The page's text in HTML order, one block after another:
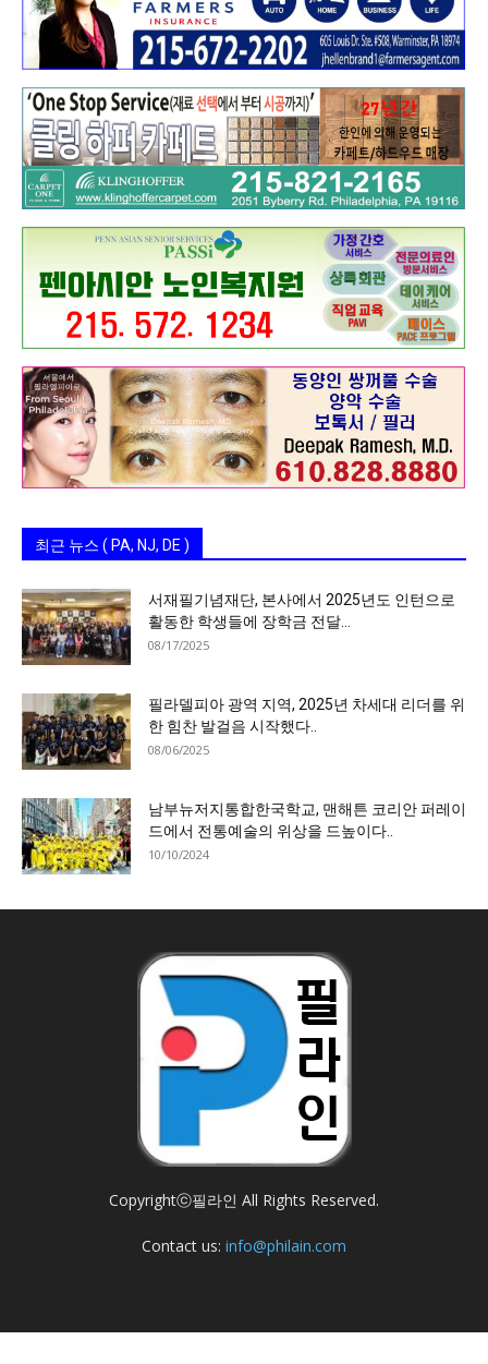
최근 뉴스 ( PA, NJ, DE )
서재필기념재단, 본사에서 2025년도 인턴으로
활동한 학생들에 장학금 전달…
08/17/2025
필라델피아 광역 지역, 2025년 차세대 리더를 위
한 힘찬 발걸음 시작했다..
08/06/2025
남부뉴저지통합한국학교, 맨해튼 코리안 퍼레이
드에서 전통예술의 위상을 드높이다..
10/10/2024
Copyrightⓒ필라인 All Rights Reserved.
Contact us: info@philain.com